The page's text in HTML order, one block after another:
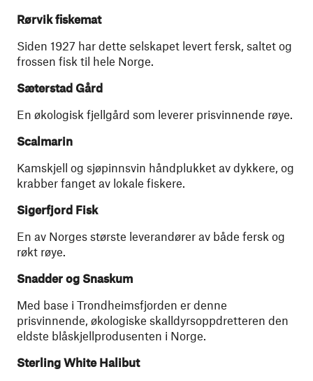
Rørvik fiskemat
Siden 1927 har dette selskapet levert fersk, saltet og
frossen fisk til hele Norge.
Sæterstad Gård
En økologisk fjellgård som leverer prisvinnende røye.
Scalmarin
Kamskjell og sjøpinnsvin håndplukket av dykkere, og
krabber fanget av lokale fiskere.
Sigerfjord Fisk
En av Norges største leverandører av både fersk og
røkt røye.
Snadder og Snaskum
Med base i Trondheimsfjorden er denne
prisvinnende, økologiske skalldyrsoppdretteren den
eldste blåskjellprodusenten i Norge.
Sterling White Halibut